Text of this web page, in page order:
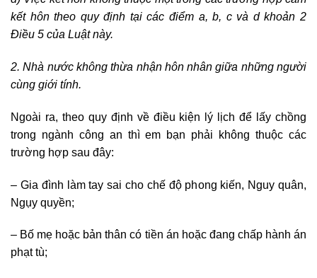
kết hôn theo quy định tại các điểm a, b, c và d khoản 2
Điều 5 của Luật này.
2. Nhà nước không thừa nhận hôn nhân giữa những người
cùng giới tính.
Ngoài ra, theo quy định về điều kiện lý lịch để lấy chồng
trong ngành công an thì em bạn phải không thuộc các
trường hợp sau đây:
– Gia đình làm tay sai cho chế độ phong kiến, Nguy quân,
Ngụy quyền;
– Bố mẹ hoặc bản thân có tiền án hoặc đang chấp hành án
phạt tù;